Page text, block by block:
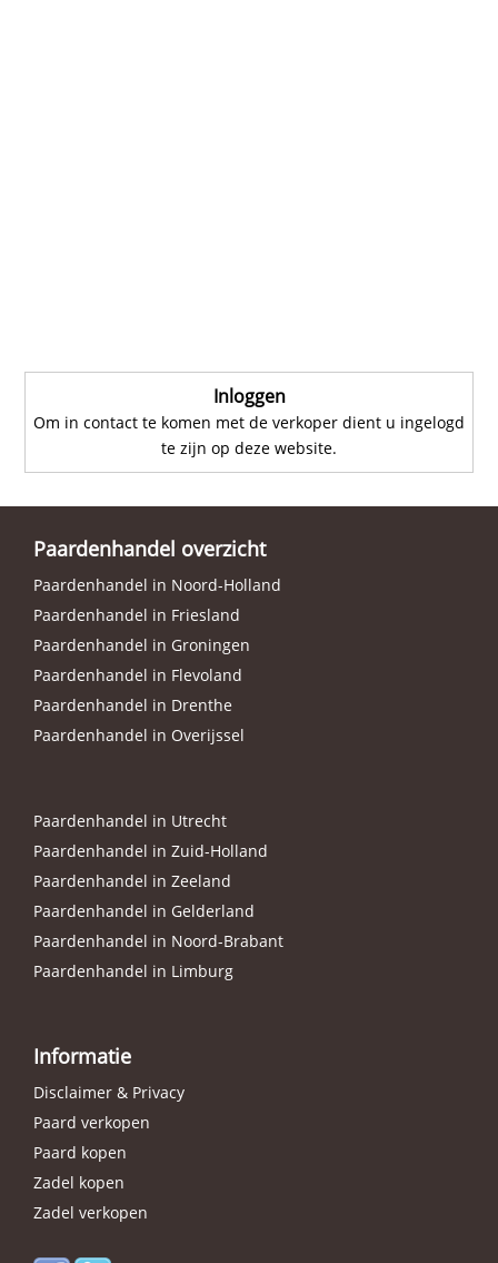
Inloggen
Om in contact te komen met de verkoper dient u ingelogd
te zijn op deze website.
Paardenhandel overzicht
Paardenhandel in Noord-Holland
Paardenhandel in Friesland
Paardenhandel in Groningen
Paardenhandel in Flevoland
Paardenhandel in Drenthe
Paardenhandel in Overijssel
Paardenhandel in Utrecht
Paardenhandel in Zuid-Holland
Paardenhandel in Zeeland
Paardenhandel in Gelderland
Paardenhandel in Noord-Brabant
Paardenhandel in Limburg
Informatie
Disclaimer & Privacy
Paard verkopen
Paard kopen
Zadel kopen
Zadel verkopen